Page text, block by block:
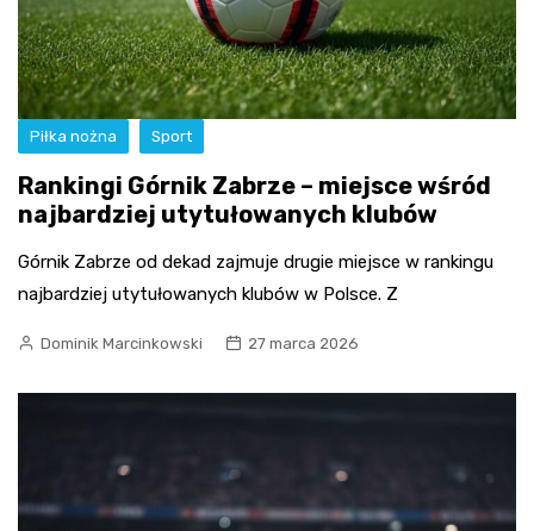
Piłka nożna Sport
Rankingi Górnik Zabrze – miejsce wśród
najbardziej utytułowanych klubów
Górnik Zabrze od dekad zajmuje drugie miejsce w rankingu
najbardziej utytułowanych klubów w Polsce. Z
Dominik Marcinkowski 27 marca 2026